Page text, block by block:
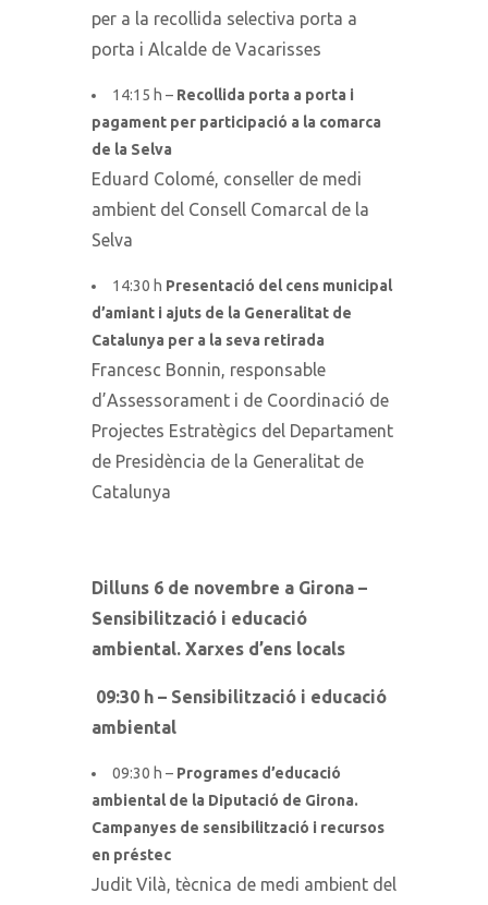
per a la recollida selectiva porta a
porta i Alcalde de Vacarisses
14:15 h – Recollida porta a porta i
pagament per participació a la comarca
de la Selva
Eduard Colomé, conseller de medi
ambient del Consell Comarcal de la
Selva
14:30 h Presentació del cens municipal
d’amiant i ajuts de la Generalitat de
Catalunya per a la seva retirada
Francesc Bonnin, responsable
d’Assessorament i de Coordinació de
Projectes Estratègics del Departament
de Presidència de la Generalitat de
Catalunya
Dilluns 6 de novembre a Girona –
Sensibilització i educació
ambiental. Xarxes d’ens locals
09:30 h – Sensibilització i educació
ambiental
09:30 h – Programes d’educació
ambiental de la Diputació de Girona.
Campanyes de sensibilització i recursos
en préstec
Judit Vilà, tècnica de medi ambient del